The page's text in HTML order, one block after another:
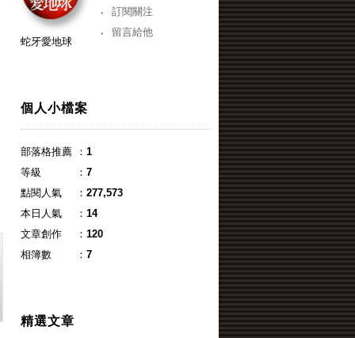
訂閱關注
留言給他
蛇牙愛地球
個人小檔案
部落格推薦 ： 1
等級
： 7
點閱人氣
： 277,573
本日人氣
： 14
文章創作
： 120
相簿數
： 7
精選文章